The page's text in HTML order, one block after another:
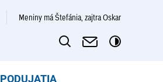
Meniny má Štefánia, zajtra Oskar
PODUJATIA